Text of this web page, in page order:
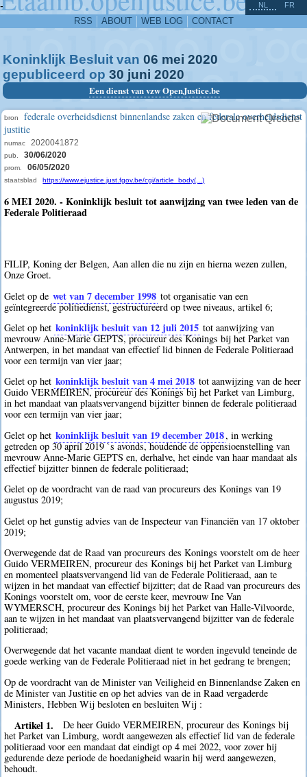
-
RSS ABOUT WEB LOG CONTACT
NL FR
Koninklijk Besluit van 06 mei 2020
gepubliceerd op 30 juni 2020
Een dienst van vzw OpenJustice.be
bron
federale overheidsdienst binnenlandse zaken en federale overheidsdienst
justitie
numac 2020041872
pub. 30/06/2020
prom. 06/05/2020
staatsblad https://www.ejustice.just.fgov.be/cgi/article_body(...)
6 MEI 2020. - Koninklijk besluit tot aanwijzing van twee leden van de
Federale Politieraad
FILIP, Koning der Belgen, Aan allen die nu zijn en hierna wezen zullen,
Onze Groet.
Gelet op de wet van 7 december 1998 tot organisatie van een
geïntegreerde politiedienst, gestructureerd op twee niveaus, artikel 6;
Gelet op het koninklijk besluit van 12 juli 2015 tot aanwijzing van
mevrouw Anne-Marie GEPTS, procureur des Konings bij het Parket van
Antwerpen, in het mandaat van effectief lid binnen de Federale Politieraad
voor een termijn van vier jaar;
Gelet op het koninklijk besluit van 4 mei 2018 tot aanwijzing van de heer
Guido VERMEIREN, procureur des Konings bij het Parket van Limburg,
in het mandaat van plaatsvervangend bijzitter binnen de federale politieraad
voor een termijn van vier jaar;
Gelet op het koninklijk besluit van 19 december 2018, in werking
getreden op 30 april 2019 `s avonds, houdende de oppensioenstelling van
mevrouw Anne-Marie GEPTS en, derhalve, het einde van haar mandaat als
effectief bijzitter binnen de federale politieraad;
Gelet op de voordracht van de raad van procureurs des Konings van 19
augustus 2019;
Gelet op het gunstig advies van de Inspecteur van Financiën van 17 oktober
2019;
Overwegende dat de Raad van procureurs des Konings voorstelt om de heer
Guido VERMEIREN, procureur des Konings bij het Parket van Limburg
en momenteel plaatsvervangend lid van de Federale Politieraad, aan te
wijzen in het mandaat van effectief bijzitter; dat de Raad van procureurs des
Konings voorstelt om, voor de eerste keer, mevrouw Ine Van
WYMERSCH, procureur des Konings bij het Parket van Halle-Vilvoorde,
aan te wijzen in het mandaat van plaatsvervangend bijzitter van de federale
politieraad;
Overwegende dat het vacante mandaat dient te worden ingevuld teneinde de
goede werking van de Federale Politieraad niet in het gedrang te brengen;
Op de voordracht van de Minister van Veiligheid en Binnenlandse Zaken en
de Minister van Justitie en op het advies van de in Raad vergaderde
Ministers, Hebben Wij besloten en besluiten Wij :
Artikel 1.
De heer Guido VERMEIREN, procureur des Konings bij
het Parket van Limburg, wordt aangewezen als effectief lid van de federale
politieraad voor een mandaat dat eindigt op 4 mei 2022, voor zover hij
gedurende deze periode de hoedanigheid waarin hij werd aangewezen,
behoudt.
^